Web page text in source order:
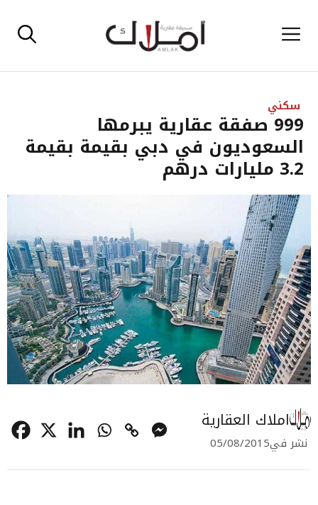
إلى القائمة
سكني
999 صفقة عقارية يبرمها
السعوديون في دبي بقيمة بقيمة
3.2 مليارات درهم
املاك العقارية
نشر في05/08/2015